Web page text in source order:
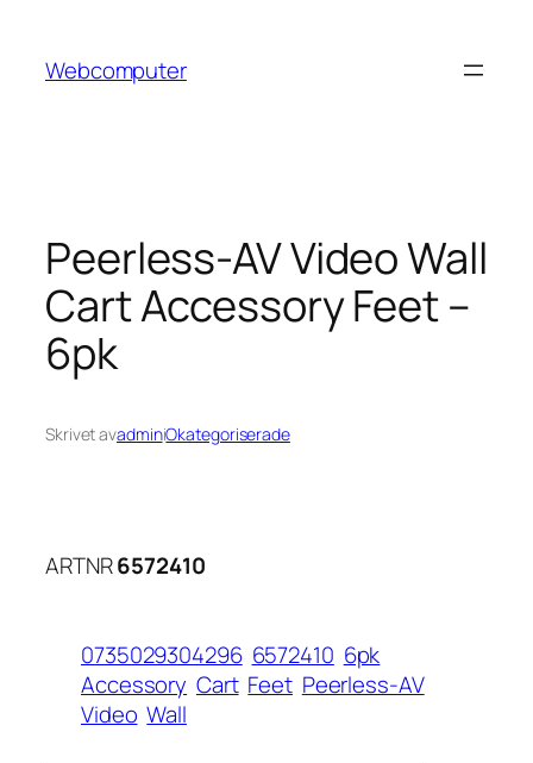
innehåll
Webcomputer
Peerless-AV Video Wall
Cart Accessory Feet –
6pk
Skrivet avadminiOkategoriserade
ARTNR6572410
0735029304296 6572410 6pk
Accessory Cart Feet Peerless-AV
Video Wall